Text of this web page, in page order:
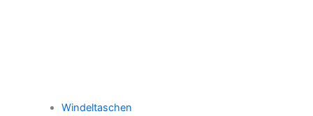
Windeltaschen